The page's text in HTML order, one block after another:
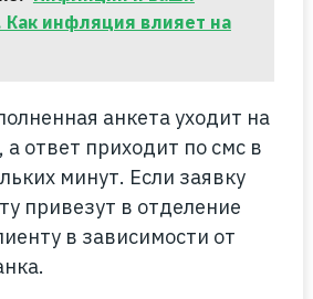
инфляция влияет на
анкета уходит на
а ответ приходит по смс в
минут. Если заявку
привезут в отделение
в зависимости от